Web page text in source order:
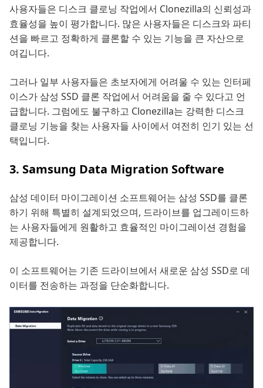
사용자들은 디스크 클로닝 작업에서 Clonezilla의 신뢰성과
효율성을 높이 평가합니다. 많은 사용자들은 디스크와 파티
션을 빠르고 정확하게 클론할 수 있는 기능을 큰 자산으로
여깁니다.
그러나 일부 사용자들은 초보자에게 어려울 수 있는 인터페
이스가 삼성 SSD 클론 작업에서 어려움을 줄 수 있다고 언
급합니다. 그럼에도 불구하고 Clonezilla는 강력한 디스크
클로닝 기능을 찾는 사용자들 사이에서 여전히 인기 있는 선
택입니다.
3. Samsung Data Migration Software
삼성 데이터 마이그레이션 소프트웨어는 삼성 SSD를 클론
하기 위해 특별히 설계되었으며, 드라이브를 업그레이드하
는 사용자들에게 원활하고 효율적인 마이그레이션 경험을
제공합니다.
이 소프트웨어는 기존 드라이브에서 새로운 삼성 SSD로 데
이터를 전송하는 과정을 단순화합니다.